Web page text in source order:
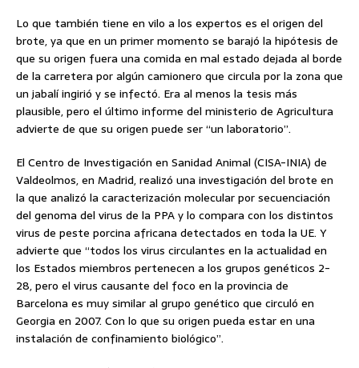
Lo que también tiene en vilo a los expertos es el origen del
brote, ya que en un primer momento se barajó la hipótesis de
que su origen fuera una comida en mal estado dejada al borde
de la carretera por algún camionero que circula por la zona que
un jabalí ingirió y se infectó. Era al menos la tesis más
plausible, pero el último informe del ministerio de Agricultura
advierte de que su origen puede ser “un laboratorio”.
El Centro de Investigación en Sanidad Animal (CISA-INIA) de
Valdeolmos, en Madrid, realizó una investigación del brote en
la que analizó la caracterización molecular por secuenciación
del genoma del virus de la PPA y lo compara con los distintos
virus de peste porcina africana detectados en toda la UE. Y
advierte que “todos los virus circulantes en la actualidad en
los Estados miembros pertenecen a los grupos genéticos 2-
28, pero el virus causante del foco en la provincia de
Barcelona es muy similar al grupo genético que circuló en
Georgia en 2007. Con lo que su origen pueda estar en una
instalación de confinamiento biológico”.